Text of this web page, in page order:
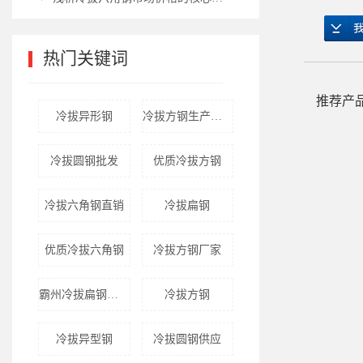
热门关键词
冷拔异形钢 冷拔方钢生产厂家
冷拔圆钢批发 优质冷拔方钢
冷拔六角钢直销 冷拔扁钢
优质冷拔六角钢 冷拔方钢厂家
霸州冷拔扁钢厂家 冷拔方钢
冷拔异型钢 冷拔圆钢供应
推荐产